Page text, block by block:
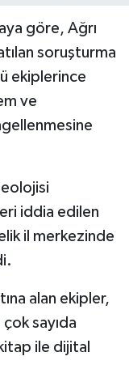
göre, Ağrı
soruşturma
ekiplerince
ve
iddia edilen
il merkezinde
alan ekipler,
sayıda
ile dijital